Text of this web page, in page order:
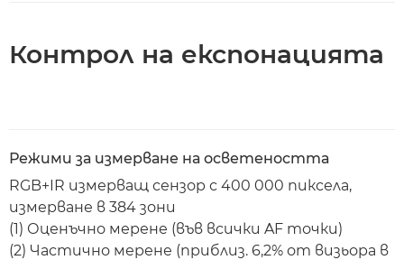
Контрол на експонацията
Режими за измерване на осветеността
RGB+IR измерващ сензор с 400 000 пиксела,
измерване в 384 зони
(1) Оценъчно мерене (във всички AF точки)
(2) Частично мерене (приблиз. 6,2% от визьора в